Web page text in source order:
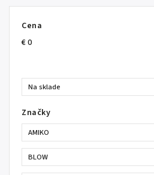
Cena
€0
Na sklade
Značky
AMIKO
BLOW